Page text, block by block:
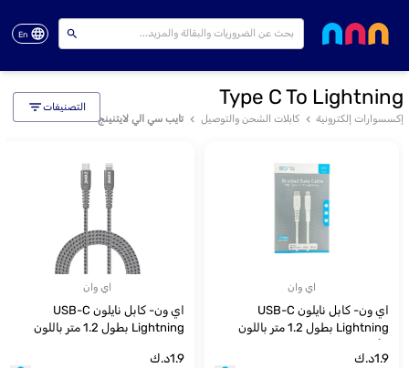
En
Type C To Lightning
إكسسوارات إلكترونية كابلات الشحن والتوصيل تايب سي الي لايتنينج
اي وان
اي ون- كابل نايلون USB-C
Lightning بطول 1.2 متر باللون
الأبيض
1.9د.ك
اي وان
اي ون- كابل نايلون USB-C
Lightning بطول 1.2 متر باللون
1.9د.ك
التصنيفات